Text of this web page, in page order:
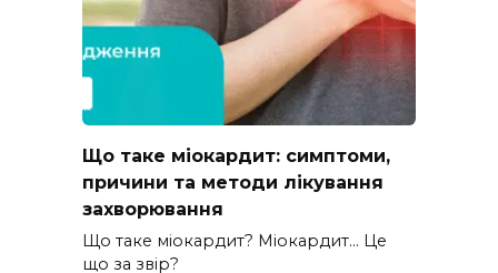
Що таке міокардит: симптоми,
причини та методи лікування
захворювання
Що таке міокардит? Міокардит… Це
що за звір?